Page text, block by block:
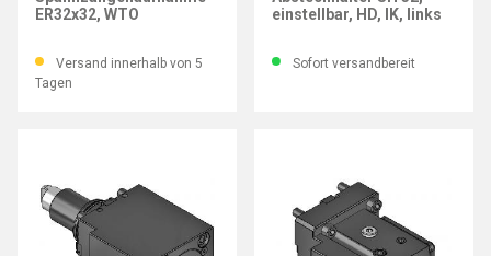
ER32x32, WTO
Versand innerhalb von 5
Tagen
einstellbar, HD, IK, links
Sofort versandbereit